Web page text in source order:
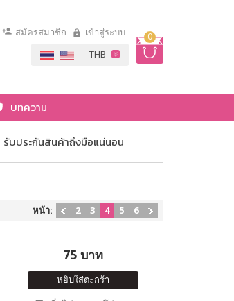
0
สมัครสมาชิก เข้าสู่ระบบ
บทความ
รับประกันสินค้าถึงมือแน่นอน
หน้า: 2 3 4 5 6
75 บาท
หยิบใส่ตะกร้า